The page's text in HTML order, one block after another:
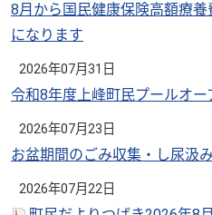
8月から国民健康保険高額療
になります
2026年07月31日
令和8年度上峰町民プールオー
2026年07月23日
お盆期間のごみ収集・し尿汲
2026年07月22日